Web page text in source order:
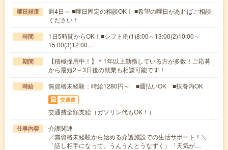
曜日頻度
週4日～ ■曜日固定の相談OK！ ■希望の曜日があればご相談
ください！
時間
1日5時間からOK！■シフト例(1)8:00～13:00(2)10:00～
15:00(3)12:00…
期間
【積極採用中！】＊1年以上勤務している方が多数！ご応募
から最短2～3日後の就業も相談可能です！
時給 無資格未経験：時給1280円～ ■週払いOK ■扶養内OK
交通費
交通費全額支給（ガソリン代もOK！）
仕事内容
介護関連
／無資格未経験から始める介護施設での生活サポート！＼
「話し相手になって、うんうんとうなずく」「天気が…